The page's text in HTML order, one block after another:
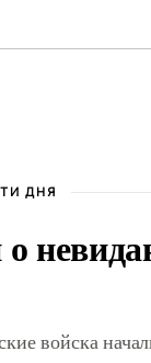
ДНЯ
войска